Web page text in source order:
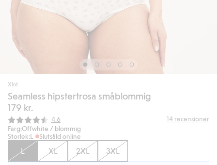
Xlnt
Seamless hipstertrosa småblommig
179 kr.
Snittbetyg:
4.6 14 recensioner
Färg:Offwhite / blommig
Storlek:L Slutsåld online
L XL 2XL 3XL